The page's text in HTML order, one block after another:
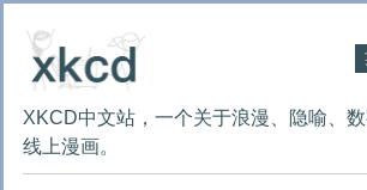
XKCD中文站，一个关于浪漫、隐喻、
线上漫画。